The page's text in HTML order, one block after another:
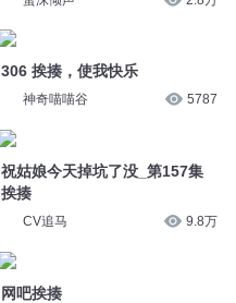
306 挨揍，使我快乐
神奇喵喵谷 5787
祝姑娘今天掉坑了没_第157集
挨揍
CV追马 9.8万
网吧挨揍